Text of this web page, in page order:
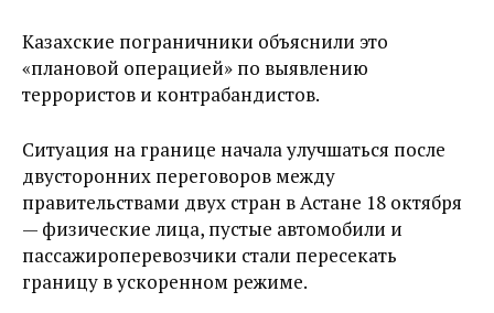
Казахские пограничники объяснили это
«плановой операцией» по выявлению
террористов и контрабандистов.
Ситуация на границе начала улучшаться после
двусторонних переговоров между
правительствами двух стран в Астане 18 октября
— физические лица, пустые автомобили и
пассажироперевозчики стали пересекать
границу в ускоренном режиме.